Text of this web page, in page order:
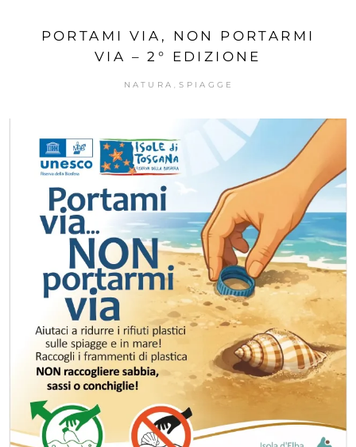
PORTAMI VIA, NON PORTARMI
VIA – 2° EDIZIONE
NATURA SPIAGGE